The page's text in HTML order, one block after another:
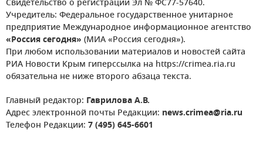
Свидетельство о регистрации Эл № ФС77-57640.
Учредитель: Федеральное государственное унитарное
предприятие Международное информационное агентство
«Россия сегодня» (МИА «Россия сегодня»).
При любом использовании материалов и новостей сайта
РИА Новости Крым гиперссылка на https://crimea.ria.ru
обязательна не ниже второго абзаца текста.
Главный редактор: Гаврилова А.В.
Адрес электронной почты Редакции: news.crimea@ria.ru
Телефон Редакции: 7 (495) 645-6601